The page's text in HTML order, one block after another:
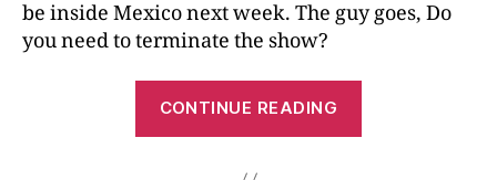
be inside Mexico next week. The guy goes, Do
you need to terminate the show?
CONTINUE READING